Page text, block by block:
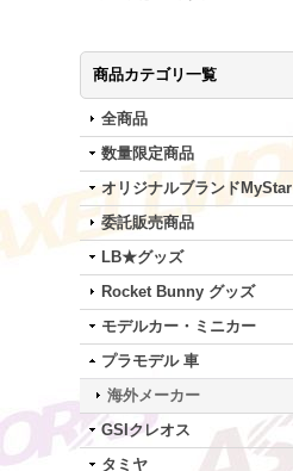
商品カテゴリ一覧
全商品
数量限定商品
オリジナルブランドMyStar
委託販売商品
LB★グッズ
Rocket Bunny グッズ
モデルカー・ミニカー
プラモデル 車
海外メーカー
GSIクレオス
タミヤ